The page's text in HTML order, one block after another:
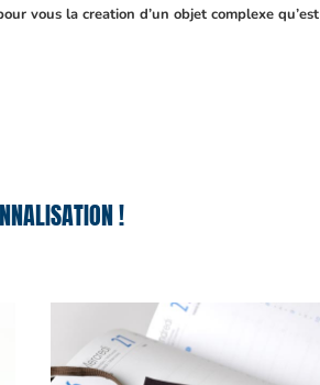
vous la creation d’un objet complexe qu’est
!